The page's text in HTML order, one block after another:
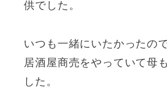
供でした。
いつも一緒にいたかったの
居酒屋商売をやっていて母
した。